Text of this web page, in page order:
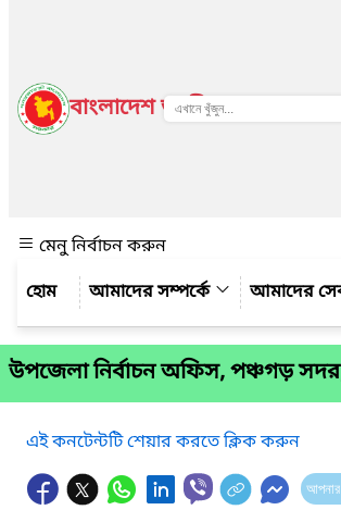
বাংলাদেশ জাতীয় তথ্য বাতায়ন
মেনু নির্বাচন করুন
আমাদের সম্পর্কে
আমাদের
উপজেলা নির্বাচন অফিস, পঞ্চগড়
এই কনটেন্টটি শেয়ার করতে ক্লিক করুন